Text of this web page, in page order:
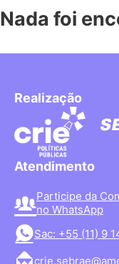
Nada foi
Realização
Atendimento
Participe da
no WhatsApp
Sac: +55 (11) 9